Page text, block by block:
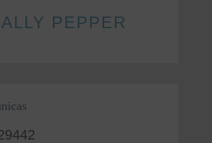
PEPPER